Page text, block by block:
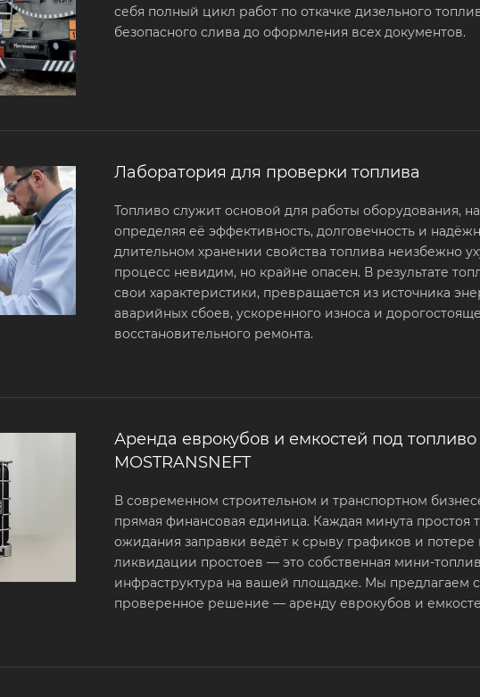
себя полный цикл работ по откачке дизельного
безопасного слива до оформления всех документов.
Лаборатория для проверки топлива
Топливо служит основой для работы оборудования,
определяя её эффективность, долговечность и
длительном хранении свойства топлива неизбежно
процесс невидим, но крайне опасен. В результате
свои характеристики, превращается из источника
аварийных сбоев, ускоренного износа и
восстановительного ремонта.
Аренда еврокубов и емкостей под топливо
MOSTRANSNEFT
В современном строительном и транспортном
прямая финансовая единица. Каждая минута простоя
ожидания заправки ведёт к срыву графиков и
ликвидации простоев — это собственная мини-
инфраструктура на вашей площадке. Мы предлагаем
проверенное решение — аренду еврокубов и